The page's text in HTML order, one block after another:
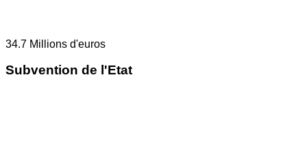
34.7 Millions d'euros
Subvention de l'Etat